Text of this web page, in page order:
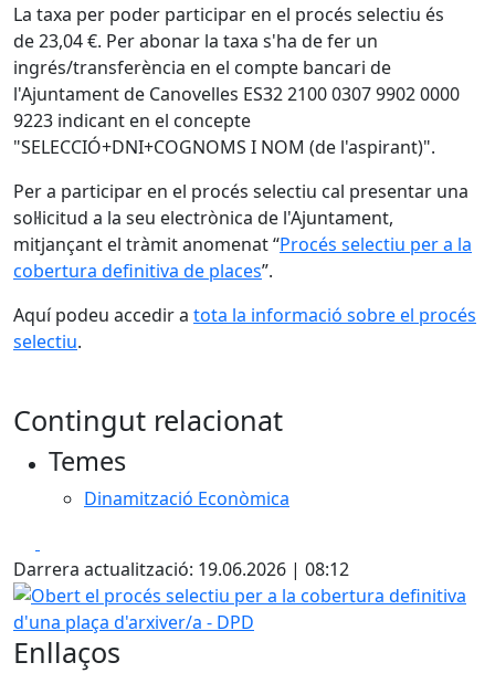
La taxa per poder participar en el procés selectiu és
de 23,04 €. Per abonar la taxa s'ha de fer un
ingrés/transferència en el compte bancari de
l'Ajuntament de Canovelles ES32 2100 0307 9902 0000
9223 indicant en el concepte
"SELECCIÓ+DNI+COGNOMS I NOM (de l'aspirant)".
Per a participar en el procés selectiu cal presentar una
sol·licitud a la seu electrònica de l'Ajuntament,
mitjançant el tràmit anomenat “Procés selectiu per a la
cobertura definitiva de places”.
Aquí podeu accedir a tota la informació sobre el procés
selectiu.
Contingut relacionat
Temes
Dinamització Econòmica
Darrera actualització: 19.06.2026 | 08:12
Obert el procés selectiu per a la cobertura definitiva
Enllaços